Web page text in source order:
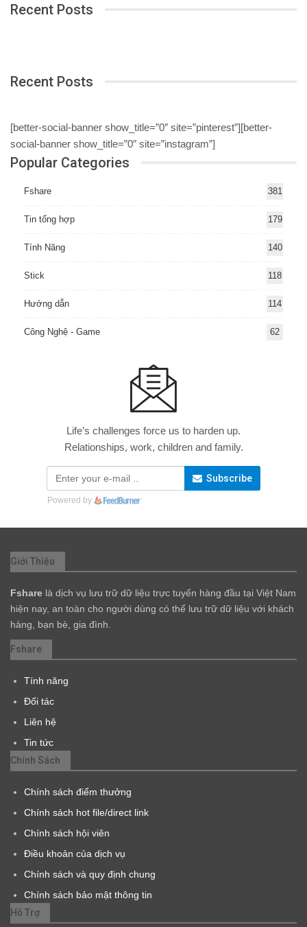
Recent Posts
Recent Posts
[better-social-banner show_title=”0″ site=”pinterest”][better-
social-banner show_title=”0″ site=”instagram”]
Popular Categories
Fshare 381
Tin tổng hợp 179
Tính Năng 140
Stick 118
Hướng dẫn 114
Công Nghệ - Game 62
Life’s challenges force us to harden up.
Relationships, work, children and family.
Subscribe
Powered by
Giới Thiệu
Fshare là dịch vụ lưu trữ dữ liệu trực tuyến hàng đầu tại Việt Nam
hiện nay, an toàn cho người dùng có thể lưu trữ dữ liệu với khách
hàng, bạn bè, gia đình.
Fshare
Tính năng
Đối tác
Liên hệ
Tin tức
Chính Sách
Chính sách điểm thưởng
Chính sách hot file/direct link
Chính sách hội viên
Điều khoản của dịch vụ
Chính sách và quy định chung
Chính sách bảo mật thông tin
Hỗ Trợ